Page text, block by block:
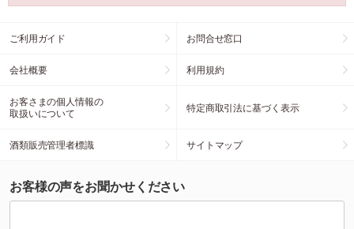
ご利用ガイド お問合せ窓口
会社概要 利用規約
お客さまの個人情報の
取扱いについて
特定商取引法に基づく表示
酒類販売管理者標識 サイトマップ
お客様の声をお聞かせください